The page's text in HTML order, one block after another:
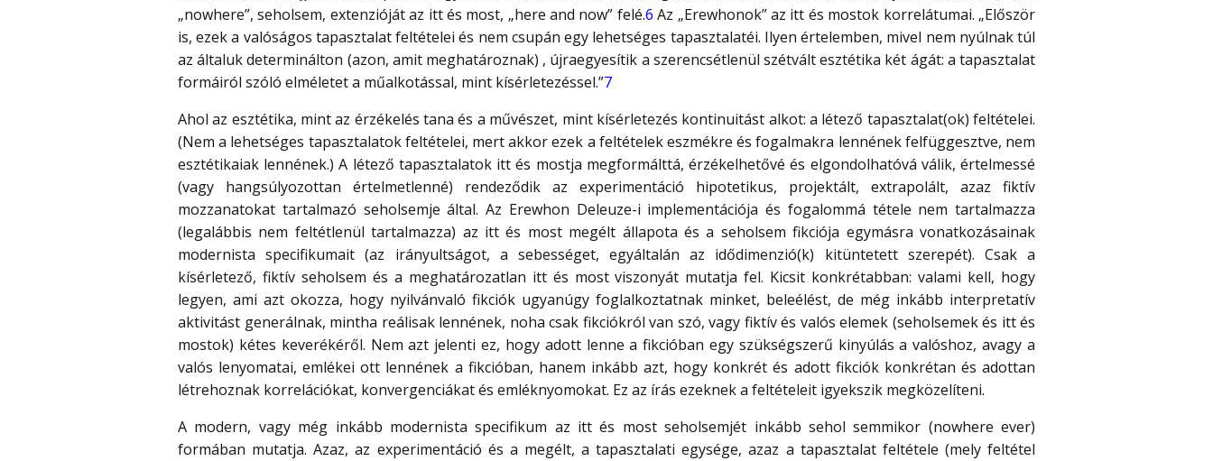
„nowhere”, seholsem, extenzióját az itt és most, „here and now” felé.6 Az „Erewhonok” az itt és mostok korrelátumai. „Először
is, ezek a valóságos tapasztalat feltételei és nem csupán egy lehetséges tapasztalatéi. Ilyen értelemben, mivel nem nyúlnak túl
az általuk determinálton (azon, amit meghatároznak) , újraegyesítik a szerencsétlenül szétvált esztétika két ágát: a tapasztalat
formáiról szóló elméletet a műalkotással, mint kísérletezéssel.”7
Ahol az esztétika, mint az érzékelés tana és a művészet, mint kísérletezés kontinuitást alkot: a létező tapasztalat(ok) feltételei.
(Nem a lehetséges tapasztalatok feltételei, mert akkor ezek a feltételek eszmékre és fogalmakra lennének felfüggesztve, nem
esztétikaiak lennének.) A létező tapasztalatok itt és mostja megformálttá, érzékelhetővé és elgondolhatóvá válik, értelmessé
(vagy hangsúlyozottan értelmetlenné) rendeződik az experimentáció hipotetikus, projektált, extrapolált, azaz fiktív
mozzanatokat tartalmazó seholsemje által. Az Erewhon Deleuze-i implementációja és fogalommá tétele nem tartalmazza
(legalábbis nem feltétlenül tartalmazza) az itt és most megélt állapota és a seholsem fikciója egymásra vonatkozásainak
modernista specifikumait (az irányultságot, a sebességet, egyáltalán az idődimenzió(k) kitüntetett szerepét). Csak a
kísérletező, fiktív seholsem és a meghatározatlan itt és most viszonyát mutatja fel. Kicsit konkrétabban: valami kell, hogy
legyen, ami azt okozza, hogy nyilvánvaló fikciók ugyanúgy foglalkoztatnak minket, beleélést, de még inkább interpretatív
aktivitást generálnak, mintha reálisak lennének, noha csak fikciókról van szó, vagy fiktív és valós elemek (seholsemek és itt és
mostok) kétes keverékéről. Nem azt jelenti ez, hogy adott lenne a fikcióban egy szükségszerű kinyúlás a valóshoz, avagy a
valós lenyomatai, emlékei ott lennének a fikcióban, hanem inkább azt, hogy konkrét és adott fikciók konkrétan és adottan
létrehoznak korrelációkat, konvergenciákat és emléknyomokat. Ez az írás ezeknek a feltételeit igyekszik megközelíteni.
A modern, vagy még inkább modernista specifikum az itt és most seholsemjét inkább sehol semmikor (nowhere ever)
formában mutatja. Azaz, az experimentáció és a megélt, a tapasztalati egysége, azaz a tapasztalat feltétele (mely feltétel